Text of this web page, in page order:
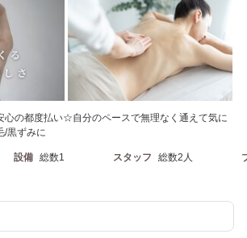
心の都度払い☆自分のペースで無理なく通えて気に
/黒ずみに
設備 総数1 スタッフ 総数2人